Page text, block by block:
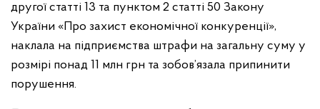
другої статті 13 та пунктом 2 статті 50 Закону
України «Про захист економічної конкуренції»,
наклала на підприємства штрафи на загальну суму у
розмірі понад 11 млн грн та зобов’язала припинити
порушення.